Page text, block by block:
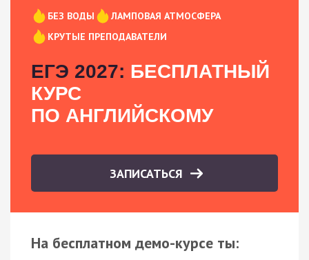
БЕЗ ВОДЫ
ЛАМПОВАЯ АТМОСФЕРА
КРУТЫЕ ПРЕПОДАВАТЕЛИ
ЕГЭ 2027: БЕСПЛАТНЫЙ
КУРС
ПО АНГЛИЙСКОМУ
ЗАПИСАТЬСЯ
На бесплатном демо-курсе ты: